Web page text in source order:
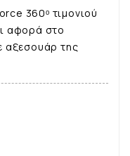
360ᵒ τιμονιού
αφορά στο
αξεσουάρ της